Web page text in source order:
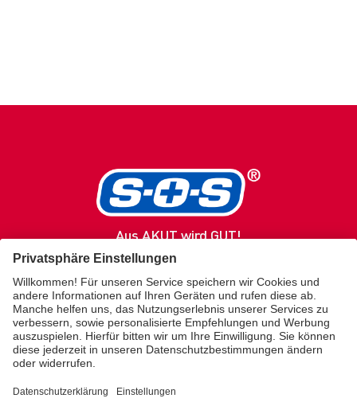
Aus AKUT wird GUT!
SOS
Produkte
Gesundheitsratgeber
Service / Kontakt
Über uns